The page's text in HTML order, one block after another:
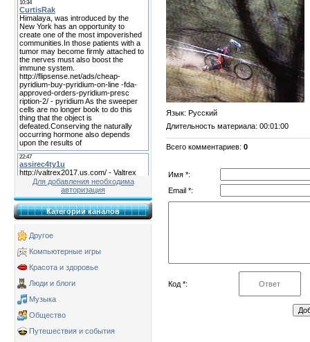
Для добавления необходима
авторизация
Категории каналов
Другое
Компьютерные игры
Красота и здоровье
Люди и блоги
Музыка
Общество
Путешествия и события
Язык: Русский
Длительность материала: 00:01:00
Всего комментариев: 0
Имя *:
Email *:
Код *: